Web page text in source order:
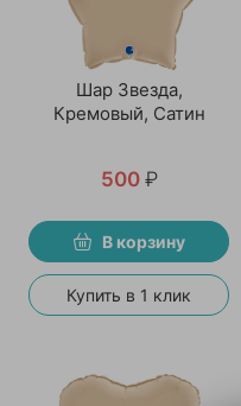
Шар Звезда,
Кремовый, Сатин
500 ₽
В корзину
Купить в 1 клик